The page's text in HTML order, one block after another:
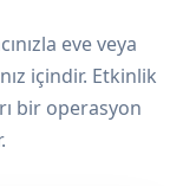
eve veya
içindir. Etkinlik
bir operasyon